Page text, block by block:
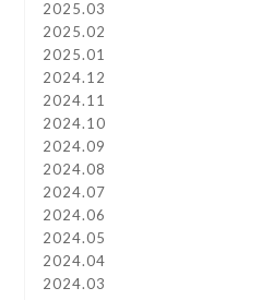
2025.03
2025.02
2025.01
2024.12
2024.11
2024.10
2024.09
2024.08
2024.07
2024.06
2024.05
2024.04
2024.03